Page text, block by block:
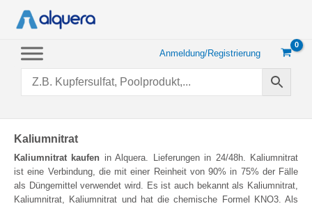
Inhalt
Anmeldung/Registrierung
Kaliumnitrat
Kaliumnitrat kaufen in Alquera. Lieferungen in 24/48h. Kaliumnitrat
ist eine Verbindung, die mit einer Reinheit von 90% in 75% der Fälle
als Düngemittel verwendet wird. Es ist auch bekannt als Kaliumnitrat,
Kaliumnitrat, Kaliumnitrat und hat die chemische Formel KNO3. Als